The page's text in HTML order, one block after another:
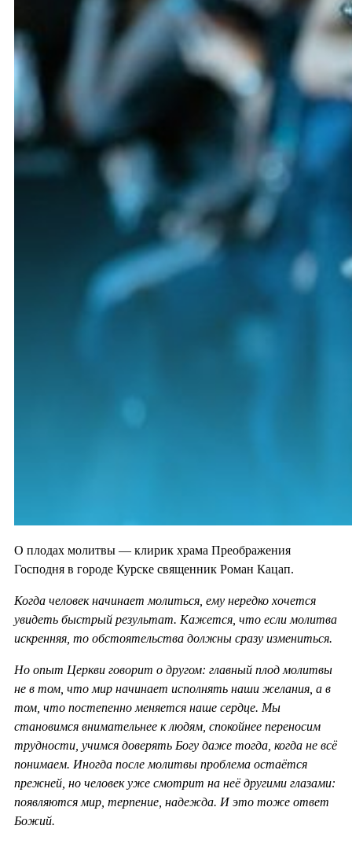
О плодах молитвы — клирик храма Преображения
Господня в городе Курске священник Роман Кацап.
Когда человек начинает молиться, ему нередко хочется
увидеть быстрый результат. Кажется, что если молитва
искренняя, то обстоятельства должны сразу измениться.
Но опыт Церкви говорит о другом: главный плод молитвы
не в том, что мир начинает исполнять наши желания, а в
том, что постепенно меняется наше сердце. Мы
становимся внимательнее к людям, спокойнее переносим
трудности, учимся доверять Богу даже тогда, когда не всё
понимаем. Иногда после молитвы проблема остаётся
прежней, но человек уже смотрит на неё другими глазами:
появляются мир, терпение, надежда. И это тоже ответ
Божий.